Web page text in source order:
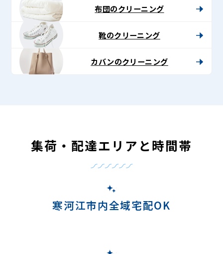
布団のクリーニング
靴のクリーニング
カバンのクリーニング
集荷・配達エリアと時間帯
寒河江市内全域宅配OK